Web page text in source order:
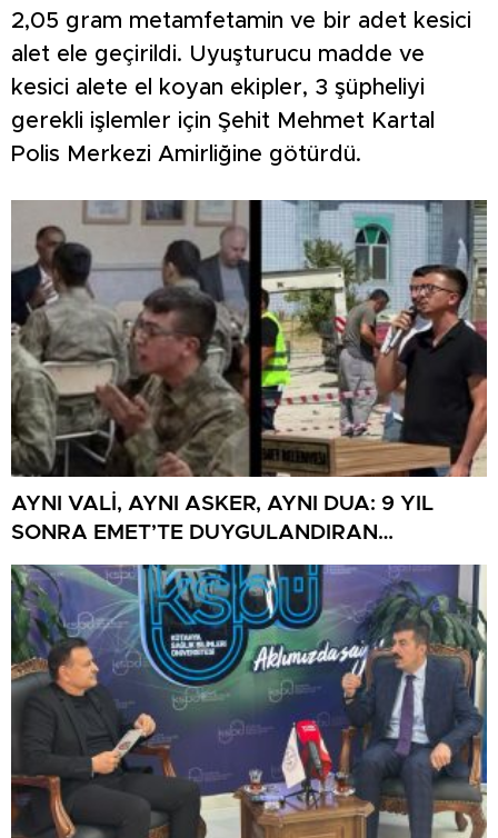
2,05 gram metamfetamin ve bir adet kesici
alet ele geçirildi. Uyuşturucu madde ve
kesici alete el koyan ekipler, 3 şüpheliyi
gerekli işlemler için Şehit Mehmet Kartal
Polis Merkezi Amirliğine götürdü.
AYNI VALİ, AYNI ASKER, AYNI DUA: 9 YIL
SONRA EMET’TE DUYGULANDIRAN
BULUŞMA